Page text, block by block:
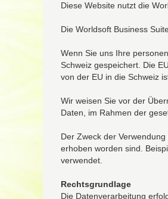
Diese Website nutzt die
Die Worldsoft Business
Wenn Sie uns Ihre
Schweiz gespeichert. Die
von der EU in die Schweiz
Wir weisen Sie vor der
Daten, im Rahmen der
Der Zweck der
erhoben worden sind.
verwendet.
Rechtsgrundlage
Die Datenverarbeitung